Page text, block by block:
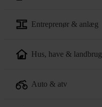
entreprenør & anlæg
hus, have & landbrug
auto & atv